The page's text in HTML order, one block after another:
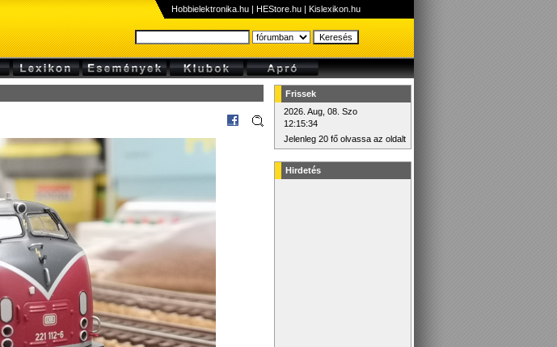
Hobbielektronika.hu | HEStore.hu | Kislexikon.hu
Frissek
2026. Aug, 08. Szo
12:15:34
Jelenleg 20 fő olvassa az oldalt
Hirdetés